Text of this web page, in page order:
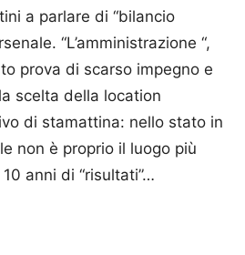
a parlare di “bilancio
“L’amministrazione “,
prova di scarso impegno e
scelta della location
di stamattina: nello stato in
non è proprio il luogo più
anni di “risultati”…